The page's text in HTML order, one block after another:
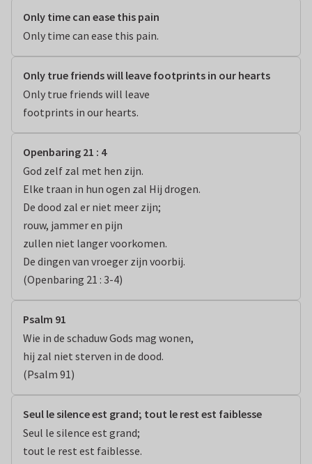
Only time can ease this pain
Only time can ease this pain.
Only true friends will leave footprints in our hearts
Only true friends will leave
footprints in our hearts.
Openbaring 21 : 4
God zelf zal met hen zijn.
Elke traan in hun ogen zal Hij drogen.
De dood zal er niet meer zijn;
rouw, jammer en pijn
zullen niet langer voorkomen.
De dingen van vroeger zijn voorbij.
(Openbaring 21 : 3-4)
Psalm 91
Wie in de schaduw Gods mag wonen,
hij zal niet sterven in de dood.
(Psalm 91)
Seul le silence est grand; tout le rest est faiblesse
Seul le silence est grand;
tout le rest est faiblesse.